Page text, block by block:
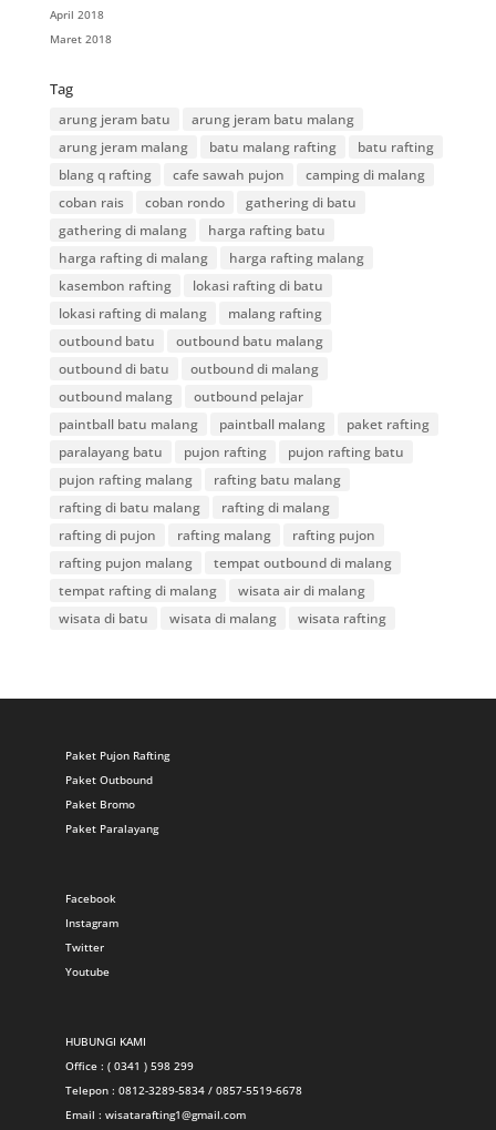
April 2018
Maret 2018
Tag
arung jeram batu
arung jeram batu malang
arung jeram malang
batu malang rafting
batu rafting
blang q rafting
cafe sawah pujon
camping di malang
coban rais
coban rondo
gathering di batu
gathering di malang
harga rafting batu
harga rafting di malang
harga rafting malang
kasembon rafting
lokasi rafting di batu
lokasi rafting di malang
malang rafting
outbound batu
outbound batu malang
outbound di batu
outbound di malang
outbound malang
outbound pelajar
paintball batu malang
paintball malang
paket rafting
paralayang batu
pujon rafting
pujon rafting batu
pujon rafting malang
rafting batu malang
rafting di batu malang
rafting di malang
rafting di pujon
rafting malang
rafting pujon
rafting pujon malang
tempat outbound di malang
tempat rafting di malang
wisata air di malang
wisata di batu
wisata di malang wisata rafting
Paket Pujon Rafting
Paket Outbound
Paket Bromo
Paket Paralayang
Facebook
Instagram
Twitter
Youtube
HUBUNGI KAMI
Office : ( 0341 ) 598 299
Telepon : 0812-3289-5834 / 0857-5519-6678
Email : wisatarafting1@gmail.com